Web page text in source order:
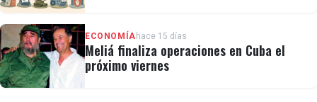
ECONOMÍA hace 15 días
Meliá finaliza operaciones en Cuba el
próximo viernes